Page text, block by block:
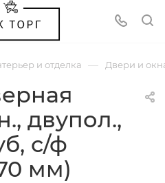
и отделка — Двери и
двупол.,
с/ф
мм)